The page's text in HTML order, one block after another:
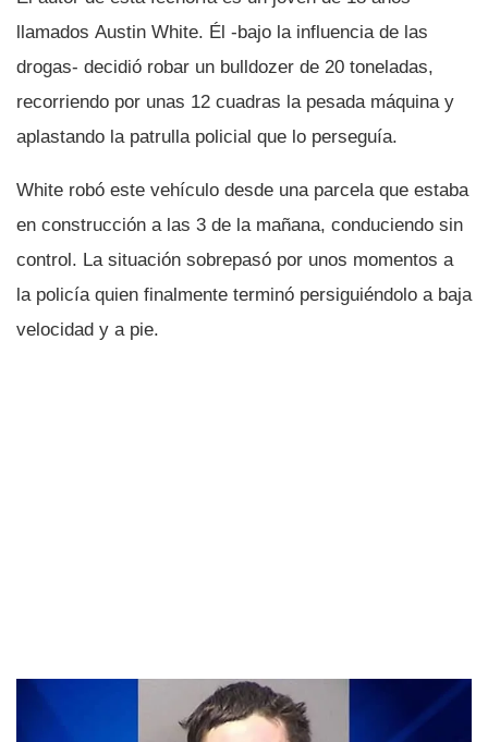
llamados Austin White. Él -bajo la influencia de las
drogas- decidió robar un bulldozer de 20 toneladas,
recorriendo por unas 12 cuadras la pesada máquina y
aplastando la patrulla policial que lo perseguí­a.
White robó este vehí­culo desde una parcela que estaba
en construcción a las 3 de la mañana, conduciendo sin
control. La situación sobrepasó por unos momentos a
la policí­a quien finalmente terminó persiguiéndolo a baja
velocidad y a pie.